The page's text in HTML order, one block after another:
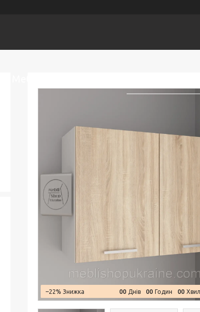
–22% 00 Днів 00 Годин 00